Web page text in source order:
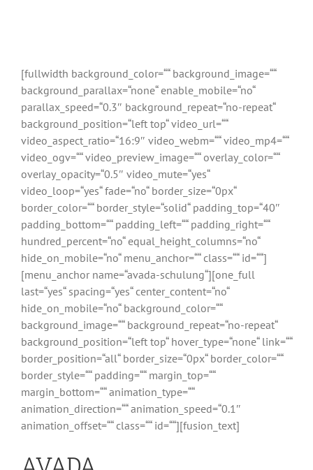
[fullwidth background_color=““ background_image=““
background_parallax=“none“ enable_mobile=“no“
parallax_speed=“0.3″ background_repeat=“no-repeat“
background_position=“left top“ video_url=““
video_aspect_ratio=“16:9″ video_webm=““ video_mp4=““
video_ogv=““ video_preview_image=““ overlay_color=““
overlay_opacity=“0.5″ video_mute=“yes“
video_loop=“yes“ fade=“no“ border_size=“0px“
border_color=““ border_style=“solid“ padding_top=“40″
padding_bottom=““ padding_left=““ padding_right=““
hundred_percent=“no“ equal_height_columns=“no“
hide_on_mobile=“no“ menu_anchor=““ class=““ id=““]
[menu_anchor name=“avada-schulung“][one_full
last=“yes“ spacing=“yes“ center_content=“no“
hide_on_mobile=“no“ background_color=““
background_image=““ background_repeat=“no-repeat“
background_position=“left top“ hover_type=“none“ link=““
border_position=“all“ border_size=“0px“ border_color=““
border_style=““ padding=““ margin_top=““
margin_bottom=““ animation_type=““
animation_direction=““ animation_speed=“0.1″
animation_offset=““ class=““ id=““][fusion_text]